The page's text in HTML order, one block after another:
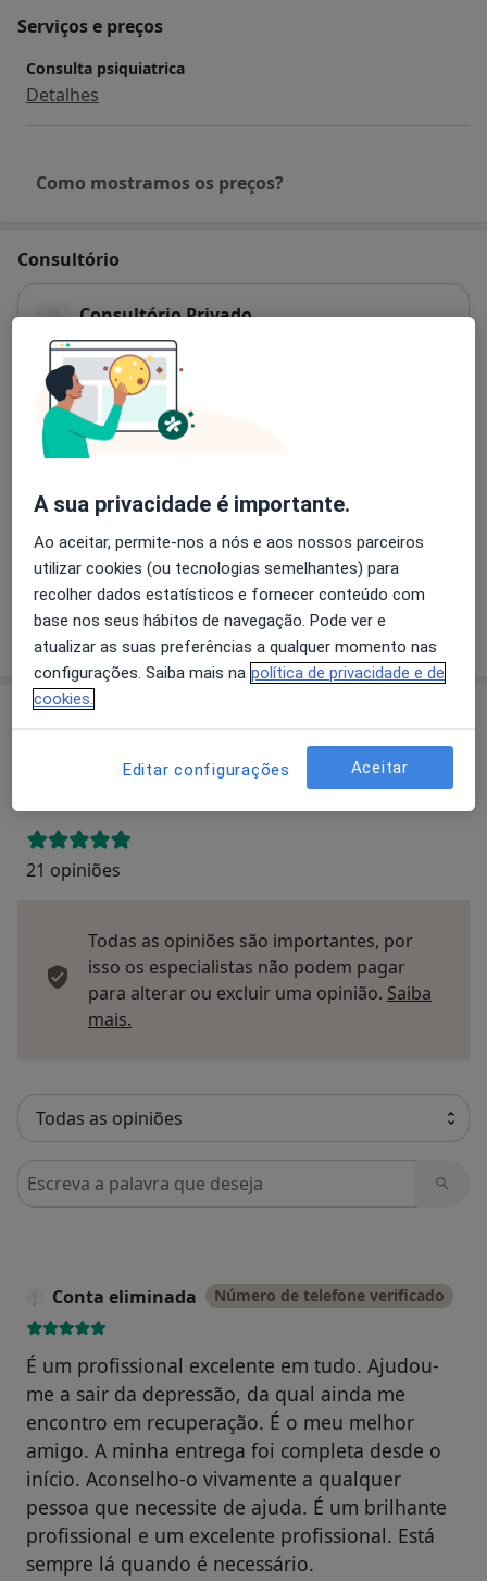
Serviços e preços
Consulta psiquiatrica
Detalhes
Como mostramos os preços?
Consultório
Consultório Privado
R Campo Alegre, Edifício Botânico, 1306, Piso 5,
Sala 505, Porto
Ampliar o mapa
Disponibilidade
Este especialista não disponibiliza reservas online
nesta morada
O que posso fazer agora?
Mostrar mais detalhes
sobre o endereço
Enviar opinião
21 opiniões
Todas as opiniões são importantes, por
isso os especialistas não podem pagar
para alterar ou excluir uma opinião. Saiba
mais.
Pesquisar em opiniões
Conta eliminada Número de telefone verificado
É um profissional excelente em tudo. Ajudou-
me a sair da depressão, da qual ainda me
encontro em recuperação. É o meu melhor
amigo. A minha entrega foi completa desde o
início. Aconselho-o vivamente a qualquer
pessoa que necessite de ajuda. É um brilhante
profissional e um excelente profissional. Está
sempre lá quando é necessário.
A sua privacidade é importante.
Ao aceitar, permite-nos a nós e aos nossos parceiros
utilizar cookies (ou tecnologias semelhantes) para
recolher dados estatísticos e fornecer conteúdo com
base nos seus hábitos de navegação. Pode ver e
atualizar as suas preferências a qualquer momento nas
configurações. Saiba mais na política de privacidade e de
cookies.
Editar configurações Aceitar